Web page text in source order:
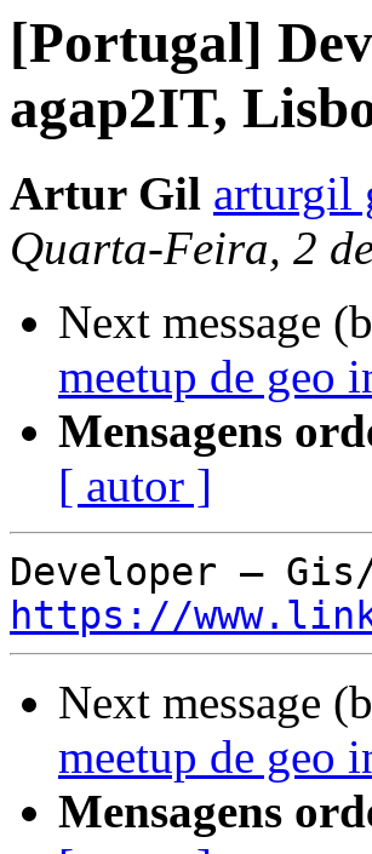
[Portugal]
agap2IT,
Artur Gil arturgil
Quarta-Feira, 2
Next message
meetup de geo
Mensagens
[ autor ]
https://
Next message
meetup de geo
Mensagens